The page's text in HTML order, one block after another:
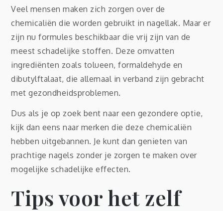
Veel mensen maken zich zorgen over de
chemicaliën die worden gebruikt in nagellak. Maar er
zijn nu formules beschikbaar die vrij zijn van de
meest schadelijke stoffen. Deze omvatten
ingrediënten zoals tolueen, formaldehyde en
dibutylftalaat, die allemaal in verband zijn gebracht
met gezondheidsproblemen.
Dus als je op zoek bent naar een gezondere optie,
kijk dan eens naar merken die deze chemicaliën
hebben uitgebannen. Je kunt dan genieten van
prachtige nagels zonder je zorgen te maken over
mogelijke schadelijke effecten.
Tips voor het zelf